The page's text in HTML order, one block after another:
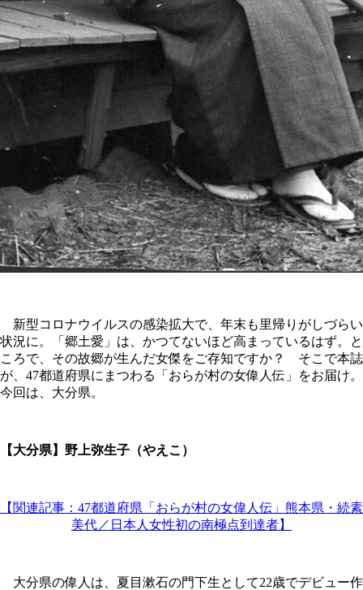
新型コロナウイルスの感染拡大で、年末も里帰りがしづらい
状況に。「郷土愛」は、かつてないほど高まっているはず。と
ころで、その故郷が生んだ女傑をご存知ですか？ そこで本誌
が、47都道府県にまつわる「おらが村の女偉人伝」をお届け。
今回は、大分県。
【大分県】野上弥生子（やえこ）
【関連記事：47都道府県「おらが村の女偉人伝」熊本県・続素
美代／日本人女性初の南極点到達者】
大分県の偉人は、夏目漱石の門下生として22歳でデビュー作